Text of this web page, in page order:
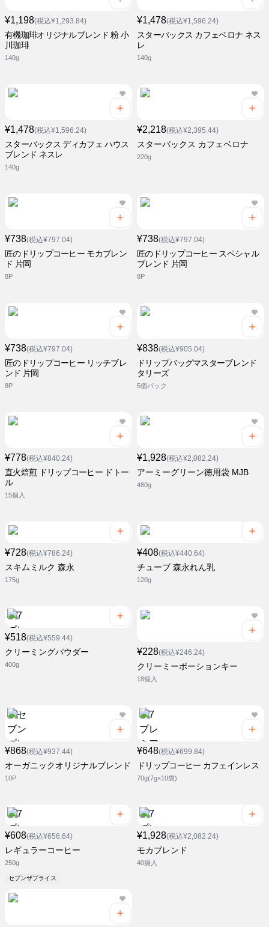
¥1,198(税込¥1,293.84)
有機珈琲オリジナルブレンド 粉 小
川珈琲
140g
¥1,478(税込¥1,596.24)
スターバックス カフェベロナ ネス
レ
140g
¥1,478(税込¥1,596.24)
スターバックス ディカフェ ハウス
ブレンド ネスレ
140g
¥2,218(税込¥2,395.44)
スターバックス カフェベロナ
220g
¥738(税込¥797.04)
匠のドリップコーヒー モカブレン
ド 片岡
8P
¥738(税込¥797.04)
匠のドリップコーヒー スペシャル
ブレンド 片岡
8P
¥738(税込¥797.04)
匠のドリップコーヒー リッチブレ
ンド 片岡
8P
¥838(税込¥905.04)
ドリップバッグマスターブレンド
タリーズ
5個パック
¥778(税込¥840.24)
直火焙煎 ドリップコーヒー ドトー
ル
15個入
¥1,928(税込¥2,082.24)
アーミーグリーン徳用袋 MJB
480g
¥728(税込¥786.24)
スキムミルク 森永
175g
¥408(税込¥440.64)
チューブ 森永れん乳
120g
¥518(税込¥559.44)
クリーミングパウダー
400g
¥228(税込¥246.24)
クリーミーポーションキー
18個入
¥868(税込¥937.44)
オーガニックオリジナルブレンド
10P
¥648(税込¥699.84)
ドリップコーヒー カフェインレス
70g(7g×10袋)
¥608(税込¥656.64)
レギュラーコーヒー
250g
セブンザプライス
¥1,928(税込¥2,082.24)
モカブレンド
40袋入